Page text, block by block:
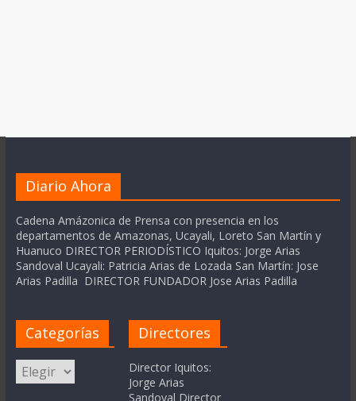
Diario Ahora
Cadena Amázonica de Prensa con presencia en los
departamentos de Amazonas, Ucayali, Loreto San Martín y
Huanuco DIRECTOR PERIODÍSTICO Iquitos: Jorge Arias
Sandoval Ucayali: Patricia Arias de Lozada San Martín: Jose
Arias Padilla DIRECTOR FUNDADOR Jose Arias Padilla
Categorías
Categorías
Directores
Director Iquitos:
Jorge Arias
Sandoval Director